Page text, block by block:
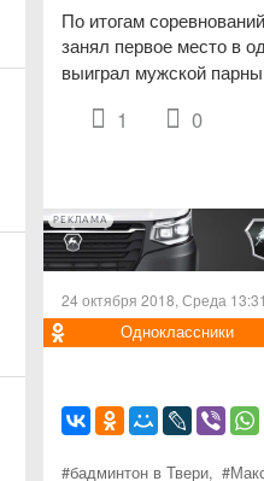
По итогам
занял первое место в
выиграл мужской
1 0
РЕКЛАМА
24 октября 2018, Среда 13:31
Одноклассники
#бадминтон в Твери,